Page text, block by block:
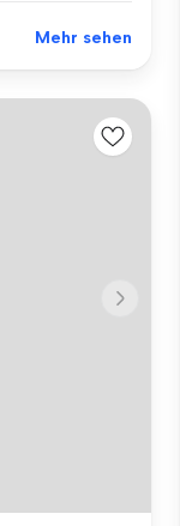
Mehr sehen